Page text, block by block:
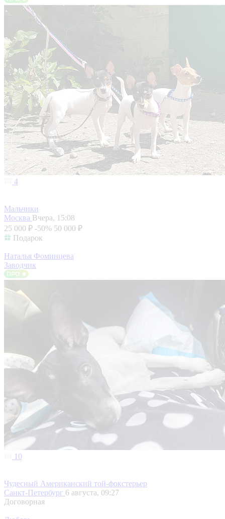
4
Мальчики
Москва Вчера, 15:08
25 000 ₽ -50% 50 000 ₽
Подарок
Наталья Фоминцева
Заводчик
10
Чудесный Американский той-фокстерьер
Санкт-Петербург 6 августа, 09:27
Договорная